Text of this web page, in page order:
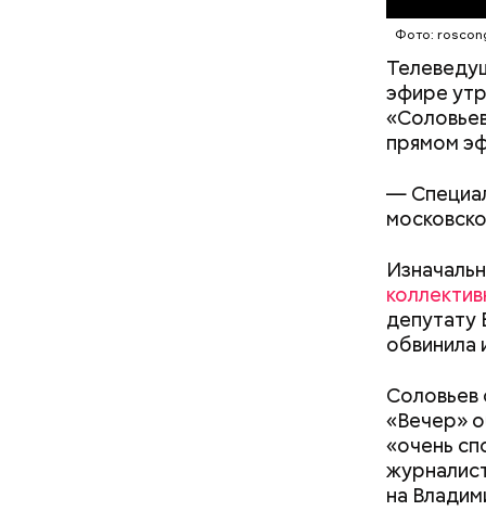
Фото:
эфире
прямом
—
обвинила
Соловьев
«Вечер»
«очень
на